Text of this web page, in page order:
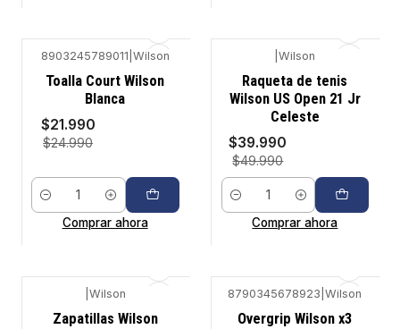
-12%
8903245789011 Wilson
Toalla Court Wilson
Blanca
$21.990
$24.990
Cantidad
Comprar ahora
-20%
|Wilson
Raqueta de tenis
Wilson US Open 21 Jr
Celeste
$39.990
$49.990
Cantidad
Comprar ahora
-6%
Wilson
Zapatillas Wilson
-9%
8790345678923 |Wilson
Overgrip Wilson x3